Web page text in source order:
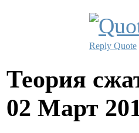
Reply Quote
Теория
02 Март